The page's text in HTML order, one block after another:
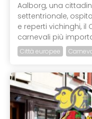
Aalborg, una
settentrionale,
e reperti vichinghi, il
carnevali più
Città europee